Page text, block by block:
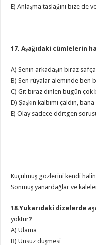
E) Anlaşma taslağını bize de
17. Aşağıdaki cümlelerin
A) Senin arkadaşın biraz
B) Sen rüyalar aleminde ben
C) Git biraz dinlen bugün çok
D) Şaşkın kalbimi çaldın,
E) Olay sadece dörtgen
Küçülmüş gözlerini kendi
Sönmüş yanardağlar ve
18.Yukarıdaki dizelerde
yoktur?
A) Ulama
B) Ünsüz düşmesi